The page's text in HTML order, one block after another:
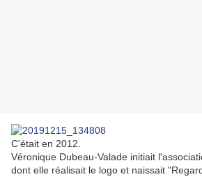
C'était en 2012.
Véronique Dubeau-Valade initiait
dont elle réalisait le logo et naissait